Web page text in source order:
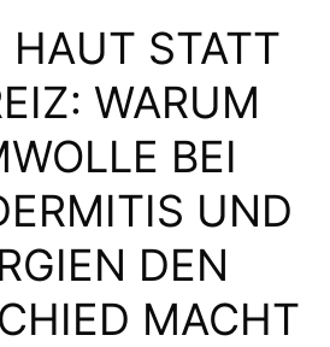
HAUT STATT
WARUM
BEI
UND
DEN
MACHT